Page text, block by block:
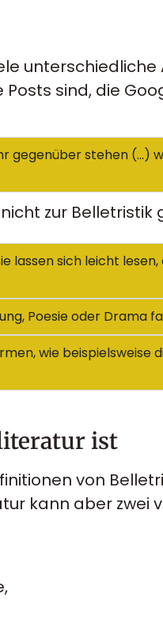
sind, die
gegenüber stehen (…)
zur Belletristik
lassen sich leicht
Poesie oder Drama
wie beispielsweise
ist
von
kann aber zwei